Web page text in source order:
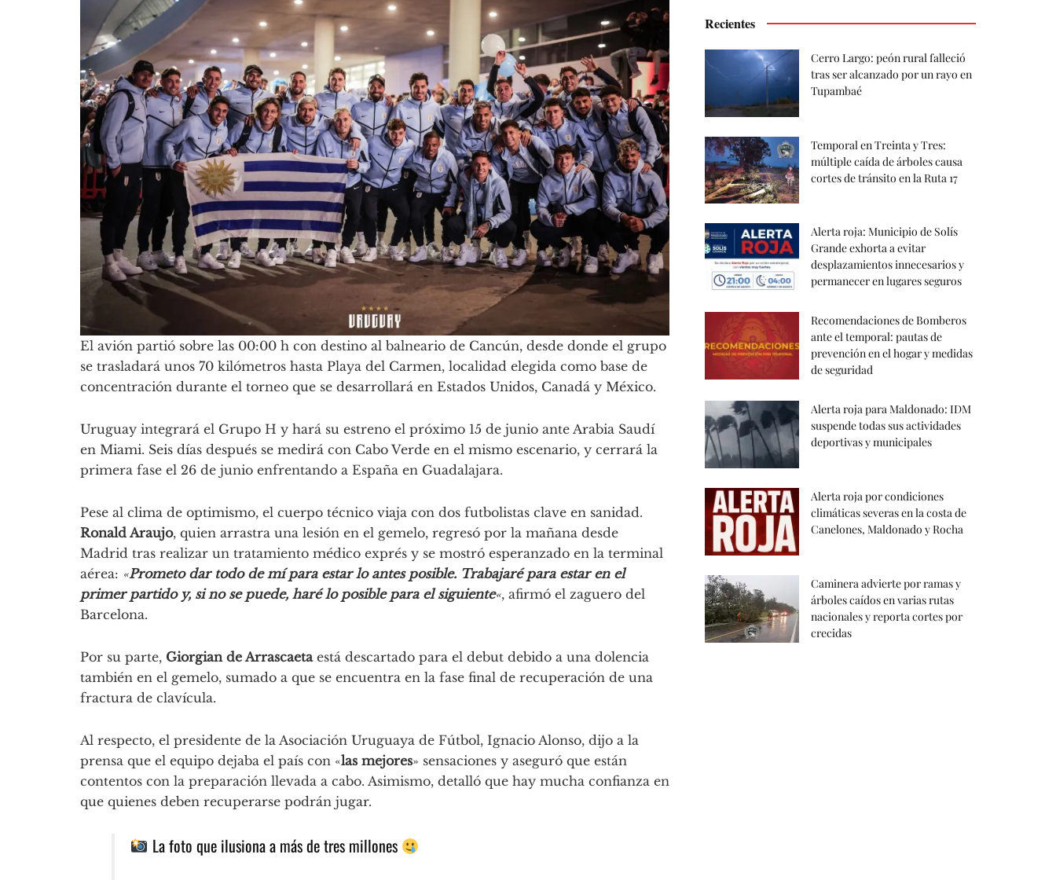
El avión partió sobre las 00:00 h con destino al balneario de Cancún, desde donde el grupo
se trasladará unos 70 kilómetros hasta Playa del Carmen, localidad elegida como base de
concentración durante el torneo que se desarrollará en Estados Unidos, Canadá y México.
Uruguay integrará el Grupo H y hará su estreno el próximo 15 de junio ante Arabia Saudí
en Miami. Seis días después se medirá con Cabo Verde en el mismo escenario, y cerrará la
primera fase el 26 de junio enfrentando a España en Guadalajara.
Pese al clima de optimismo, el cuerpo técnico viaja con dos futbolistas clave en sanidad.
Ronald Araujo, quien arrastra una lesión en el gemelo, regresó por la mañana desde
Madrid tras realizar un tratamiento médico exprés y se mostró esperanzado en la terminal
aérea: «Prometo dar todo de mí para estar lo antes posible. Trabajaré para estar en el
primer partido y, si no se puede, haré lo posible para el siguiente«, afirmó el zaguero del
Barcelona.
Por su parte, Giorgian de Arrascaetaestá descartado para el debut debido a una dolencia
también en el gemelo, sumado a que se encuentra en la fase final de recuperación de una
fractura de clavícula.
Al respecto, el presidente de la Asociación Uruguaya de Fútbol, Ignacio Alonso, dijo a la
prensa que el equipo dejaba el país con «las mejores» sensaciones y aseguró que están
contentos con la preparación llevada a cabo. Asimismo, detalló que hay mucha confianza en
que quienes deben recuperarse podrán jugar.
La foto que ilusiona a más de tres millones
Recientes
Cerro Largo: peón rural falleció
tras ser alcanzado por un rayo en
Tupambaé
Temporal en Treinta y Tres:
múltiple caída de árboles causa
cortes de tránsito en la Ruta 17
Alerta roja: Municipio de Solís
Grande exhorta a evitar
desplazamientos innecesarios y
permanecer en lugares seguros
Recomendaciones de Bomberos
ante el temporal: pautas de
prevención en el hogar y medidas
de seguridad
Alerta roja para Maldonado: IDM
suspende todas sus actividades
deportivas y municipales
Alerta roja por condiciones
climáticas severas en la costa de
Canelones, Maldonado y Rocha
Caminera advierte por ramas y
árboles caídos en varias rutas
nacionales y reporta cortes por
crecidas